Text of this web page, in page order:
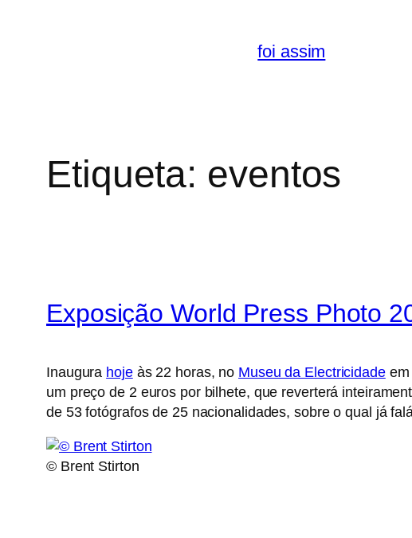
foi assim
Etiqueta: eventos
Exposição World Press Photo
Inaugura hojeàs 22 horas, no Museu da Electricidadeem
um preço de 2 euros por bilhete, que reverterá
de 53 fotógrafos de 25 nacionalidades, sobre o qual já
© Brent Stirton